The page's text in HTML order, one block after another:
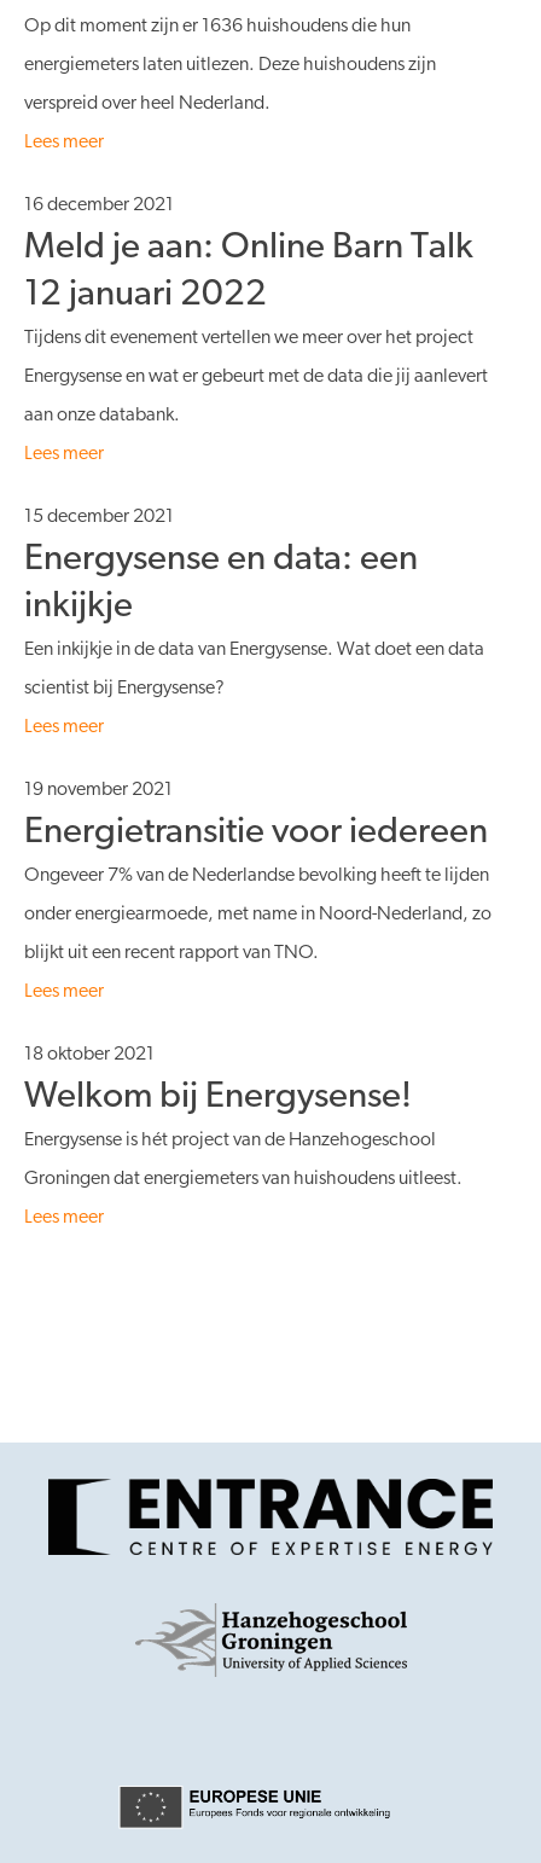
Op dit moment zijn er 1636 huishoudens die hun
energiemeters laten uitlezen. Deze huishoudens zijn
verspreid over heel Nederland.
Lees meer
16 december 2021
Meld je aan: Online Barn Talk
12 januari 2022
Tijdens dit evenement vertellen we meer over het project
Energysense en wat er gebeurt met de data die jij aanlevert
aan onze databank.
Lees meer
15 december 2021
Energysense en data: een
inkijkje
Een inkijkje in de data van Energysense. Wat doet een data
scientist bij Energysense?
Lees meer
19 november 2021
Energietransitie voor iedereen
Ongeveer 7% van de Nederlandse bevolking heeft te lijden
onder energiearmoede, met name in Noord-Nederland, zo
blijkt uit een recent rapport van TNO.
Lees meer
18 oktober 2021
Welkom bij Energysense!
Energysense is hét project van de Hanzehogeschool
Groningen dat energiemeters van huishoudens uitleest.
Lees meer